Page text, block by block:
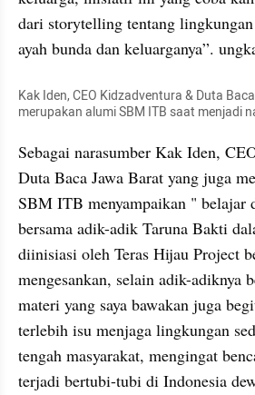
dari storytelling tentang
ayah bunda dan keluarganya”.
Kak Iden, CEO Kidzadventura & Duta
merupakan alumi SBM ITB saat menjadi
Sebagai narasumber Kak Iden,
Duta Baca Jawa Barat yang juga
SBM ITB menyampaikan " belajar
bersama adik-adik Taruna Bakti
diinisiasi oleh Teras Hijau Project
mengesankan, selain adik-adiknya
materi yang saya bawakan juga
terlebih isu menjaga lingkungan
tengah masyarakat, mengingat
terjadi bertubi-tubi di Indonesia